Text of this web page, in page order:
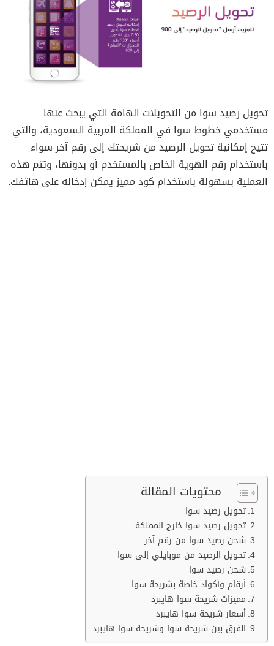
تحويل رصيد سوا من التحويلات الهامة التي يبحث عنها
مستخدمي خطوط سوا في المملكة العربية السعودية، والتي
تتيح إمكانية تحويل الرصيد من شريحتك إلى رقم آخر سواء
باستخدام رقم الهوية الخاص بالمستخدم أو بدونها، وتتم هذه
العملية بسهولة باستخدام كود مميز يمكن إدخاله على هاتفك.
محتويات المقالة
تحويل رصيد سوا
تحويل رصيد سوا خارج المملكة
شحن رصيد سوا من رقم آخر
تحويل الرصيد من موبايلي إلى سوا
شحن رصيد سوا
أرقام وأكواد خاصة بشريحة سوا
مميزات شريحة سوا هايبرد
أسعار شريحة سوا هايبرد
الفرق بين شريحة سوا وشريحة سوا هايبرد